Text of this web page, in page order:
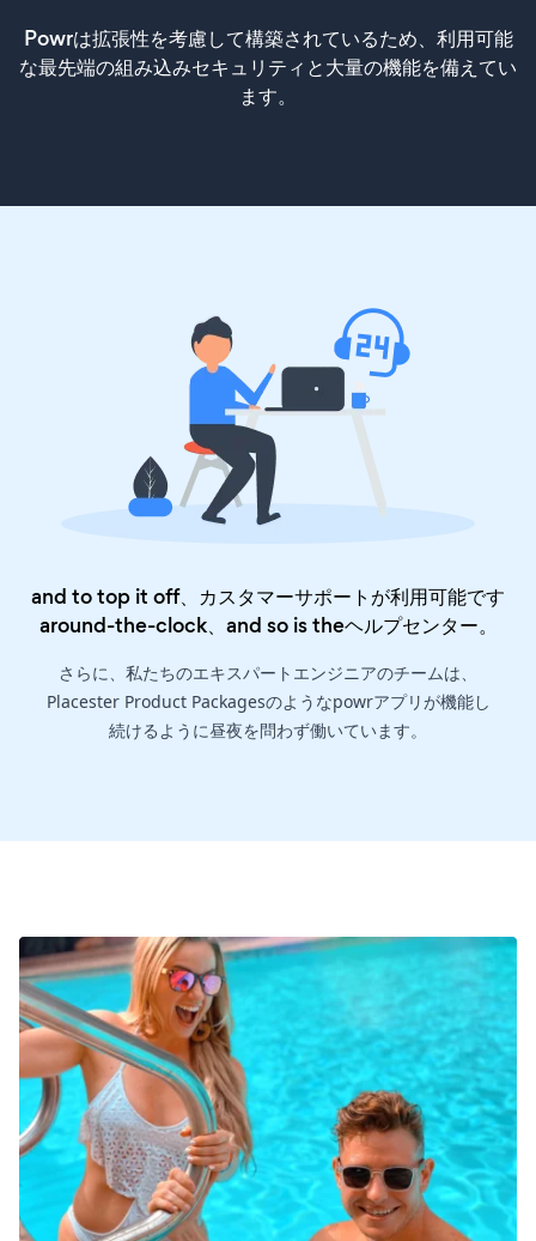
Powrは拡張性を考慮して構築されているため、利用可能
な最先端の組み込みセキュリティと大量の機能を備えてい
ます。
and to top it off、カスタマーサポートが利用可能です
around-the-clock、and so is theヘルプセンター。
さらに、私たちのエキスパートエンジニアのチームは、
Placester Product Packagesのようなpowrアプリが機能し
続けるように昼夜を問わず働いています。